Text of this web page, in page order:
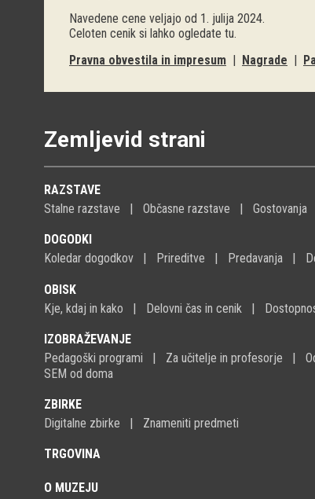
Navedene cene veljajo od 1. julija 2024.
Celoten cenik si lahko ogledate tu.
Pravna obvestila in impresum | Nagrade |
Zemljevid strani
RAZSTAVE
Stalne razstave
Občasne razstave Gostovanja
DOGODKI
Koledar dogodkov
Prireditve Predavanja
OBISK
Kje, kdaj in kako
Delovni čas in cenik
IZOBRAŽEVANJE
Pedagoški programi
Za učitelje in profesorje
SEM od doma
ZBIRKE
Digitalne zbirke
Znameniti predmeti
TRGOVINA
O MUZEJU